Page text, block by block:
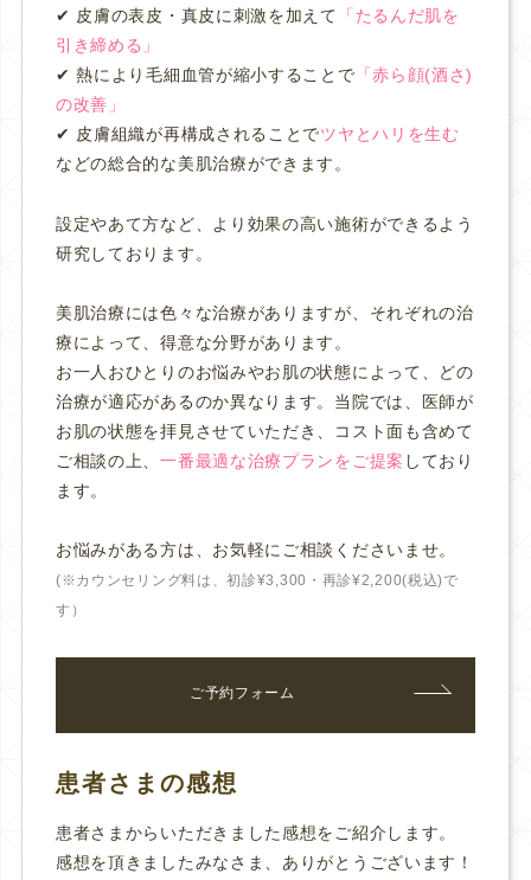
✔︎ 皮膚の表皮・真皮に刺激を加えて
「たるんだ肌を
引き締める」
✔︎ 熱により毛細血管が縮小することで 「赤ら顔(酒さ)
の改善」
✔︎ 皮膚組織が再構成されることでツヤとハリを生む
などの総合的な美肌治療ができます。
設定やあて方など、より効果の高い施術ができるよう
研究しております。
美肌治療には色々な治療がありますが、それぞれの治
療によって、得意な分野があります。
お一人おひとりのお悩みやお肌の状態によって、どの
治療が適応があるのか異なります。当院では、医師が
お肌の状態を拝見させていただき、コスト面も含めて
ご相談の上、一番最適な治療プランをご提案 しており
ます。
お悩みがある方は、お気軽にご相談くださいませ。
(※カウンセリング料は、初診¥3,300・再診¥2,200(税込)で
す）
ご予約フォーム
患者さまの感想
患者さまからいただきました感想をご紹介します。
感想を頂きましたみなさま、ありがとうございます！